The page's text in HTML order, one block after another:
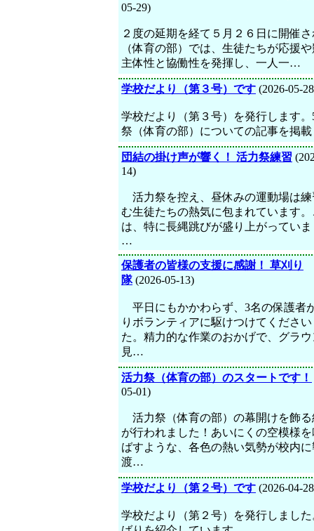
05-29)
２度の延期を経て５月２６日に開催
（体育の部）では、生徒たちが応援
主体性と協働性を発揮し、一人一…
学校だより（第３号）です (2026-05-
学校だより（第３号）を発行します
祭（体育の部）についての記事を掲
団結の掛け声が響く！ 活力祭練習
14)
活力祭を控え、昼休みの運動場は練
む生徒たちの熱気に包まれています
は、特に長縄跳びが盛り上がってい
…
保護者の皆様の支援に感謝！ 草刈り
隊(2026-05-13)
平日にもかかわらず、3名の保護者
りボランティアに駆けつけてくださ
た。精力的な作業のおかげで、グラ
見…
活力祭（体育の部）のスタートです！
05-01)
活力祭（体育の部）の幕開けを飾る
が行われました！あいにくの空模様
ばすような、各色の熱い気勢が校内
渡…
学校だより（第２号）です (2026-04-
学校だより（第２号）を発行しまし